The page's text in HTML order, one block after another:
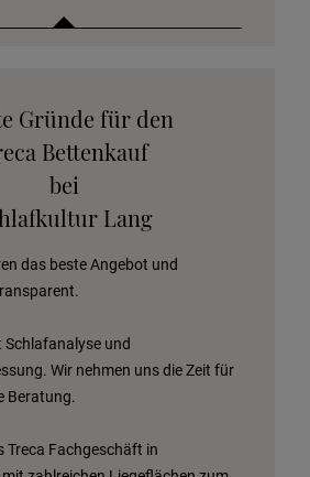
anfordern
Beratung anfordern
anfordern
im Hotel
Gründe für den
Bettenkauf
bei
Lang
das beste Angebot und
und
Wir nehmen uns die Zeit für
Beratung.
Treca Fachgeschäft in